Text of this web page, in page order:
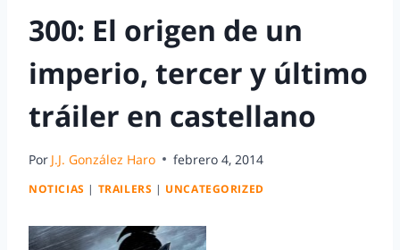
300: El origen de un
imperio, tercer y último
tráiler en castellano
Por J.J. González Haro febrero 4, 2014
NOTICIAS | TRAILERS | UNCATEGORIZED